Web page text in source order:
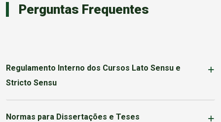
Perguntas Frequentes
Regulamento Interno dos Cursos Lato Sensu e
Stricto Sensu
Normas para Dissertações e Teses